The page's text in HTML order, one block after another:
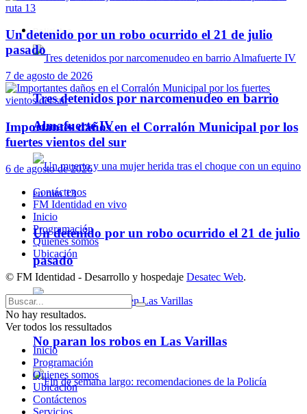
Policiales
Tres detenidos por narcomenudeo en barrio
Almafuerte IV
Un detenido por un robo ocurrido el 21 de julio
pasado
No paran los robos en Las Varillas
Un detenido por un robo ocurrido el 21 de julio
pasado
7 de agosto de 2026
Importantes daños en el Corralón Municipal por los
fuertes vientos del sur
6 de agosto de 2026
Contáctenos
FM Identidad en vivo
Inicio
Programación
Quienes somos
Ubicación
© FM Identidad - Desarrollo y hospedaje Desatec Web.
No hay resultados.
Ver todos los ressultados
Inicio
Programación
Quienes somos
Ubicación
Contáctenos
Servicios